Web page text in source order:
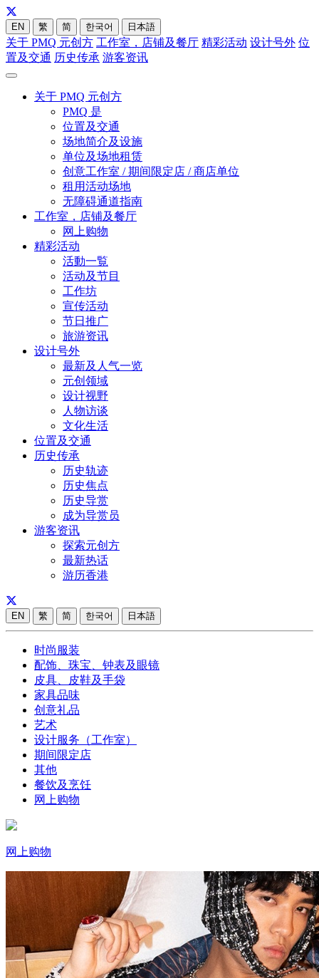
EN 繁 简 한국어 日本語
关于 PMQ 元创方 工作室，店铺及餐厅 精彩活动 设计号外 位
置及交通 历史传承 游客资讯
关于 PMQ 元创方
PMQ 是
位置及交通
场地简介及设施
单位及场地租赁
创意工作室 / 期间限定店 / 商店单位
租用活动场地
无障碍通道指南
工作室，店铺及餐厅
网上购物
精彩活动
活動一覧
活动及节目
工作坊
宣传活动
节日推广
旅游资讯
设计号外
最新及人气一览
元创领域
设计视野
人物访谈
文化生活
位置及交通
历史传承
历史轨迹
历史焦点
历史导赏
成为导赏员
游客资讯
探索元创方
最新热话
游历香港
EN 繁 简 한국어 日本語
时尚服装
配饰、珠宝、钟表及眼镜
皮具、皮鞋及手袋
家具品味
创意礼品
艺术
设计服务（工作室）
期间限定店
其他
餐饮及烹饪
网上购物
网上购物